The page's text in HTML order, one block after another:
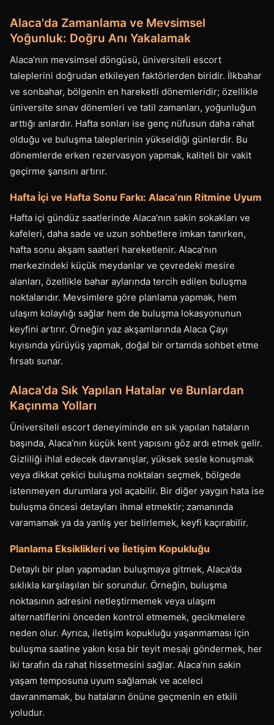
Alaca'da Zamanlama ve Mevsimsel
Yoğunluk: Doğru Anı Yakalamak
Alaca’nın mevsimsel döngüsü, üniversiteli escort
taleplerini doğrudan etkileyen faktörlerden biridir. İlkbahar
ve sonbahar, bölgenin en hareketli dönemleridir; özellikle
üniversite sınav dönemleri ve tatil zamanları, yoğunluğun
arttığı anlardır. Hafta sonları ise genç nüfusun daha rahat
olduğu ve buluşma taleplerinin yükseldiği günlerdir. Bu
dönemlerde erken rezervasyon yapmak, kaliteli bir vakit
geçirme şansını artırır.
Hafta İçi ve Hafta Sonu Farkı: Alaca’nın Ritmine Uyum
Hafta içi gündüz saatlerinde Alaca’nın sakin sokakları ve
kafeleri, daha sade ve uzun sohbetlere imkan tanırken,
hafta sonu akşam saatleri hareketlenir. Alaca’nın
merkezindeki küçük meydanlar ve çevredeki mesire
alanları, özellikle bahar aylarında tercih edilen buluşma
noktalarıdır. Mevsimlere göre planlama yapmak, hem
ulaşım kolaylığı sağlar hem de buluşma lokasyonunun
keyfini artırır. Örneğin yaz akşamlarında Alaca Çayı
kıyısında yürüyüş yapmak, doğal bir ortamda sohbet etme
fırsatı sunar.
Alaca'da Sık Yapılan Hatalar ve Bunlardan
Kaçınma Yolları
Üniversiteli escort deneyiminde en sık yapılan hataların
başında, Alaca’nın küçük kent yapısını göz ardı etmek gelir.
Gizliliği ihlal edecek davranışlar, yüksek sesle konuşmak
veya dikkat çekici buluşma noktaları seçmek, bölgede
istenmeyen durumlara yol açabilir. Bir diğer yaygın hata ise
buluşma öncesi detayları ihmal etmektir; zamanında
varamamak ya da yanlış yer belirlemek, keyfi kaçırabilir.
Planlama Eksiklikleri ve İletişim Kopukluğu
Detaylı bir plan yapmadan buluşmaya gitmek, Alaca’da
sıklıkla karşılaşılan bir sorundur. Örneğin, buluşma
noktasının adresini netleştirmemek veya ulaşım
alternatiflerini önceden kontrol etmemek, gecikmelere
neden olur. Ayrıca, iletişim kopukluğu yaşanmaması için
buluşma saatine yakın kısa bir teyit mesajı göndermek, her
iki tarafın da rahat hissetmesini sağlar. Alaca’nın sakin
yaşam temposuna uyum sağlamak ve aceleci
davranmamak, bu hataların önüne geçmenin en etkili
yoludur.